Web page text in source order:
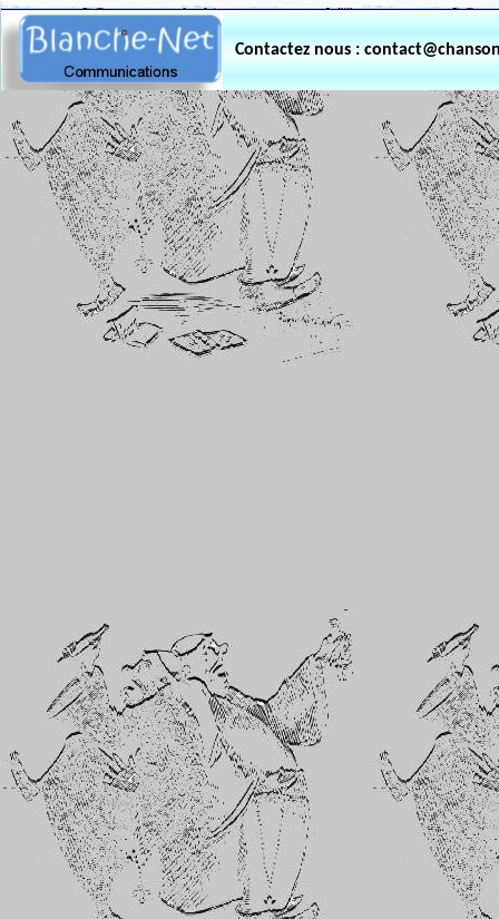
Contactez nous :